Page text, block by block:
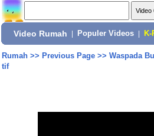
Video Rumah Populer Videos K-
Rumah>> Previous Page>> Waspada
tif